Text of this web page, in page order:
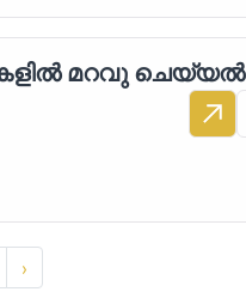
മറവു ചെയ്യൽ
›